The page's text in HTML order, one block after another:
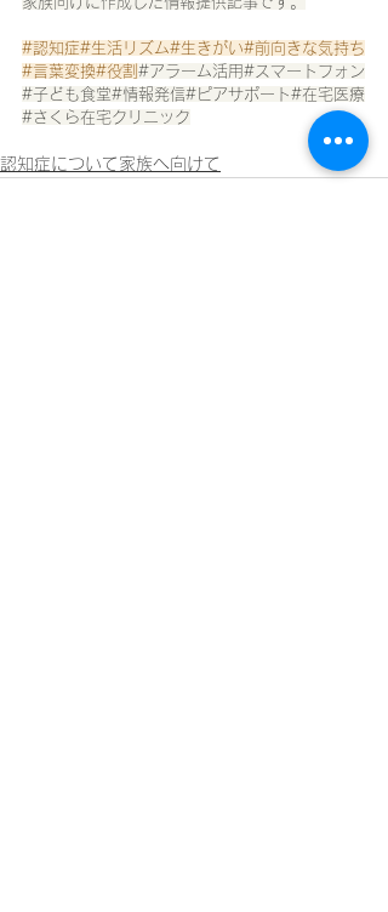
#認知症#生活リズム#生きがい#前向きな気持ち
#言葉変換#役割 #アラーム活用#スマートフォン
#子ども食堂#情報発信#ピアサポート#在宅医療
#さくら在宅クリニック
認知症について家族へ向けて